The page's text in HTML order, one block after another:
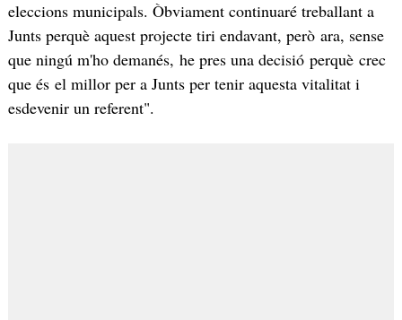
eleccions municipals. Òbviament continuaré treballant a
Junts perquè aquest projecte tiri endavant, però ara, sense
que ningú m'ho demanés, he pres una decisió perquè crec
que és el millor per a Junts per tenir aquesta vitalitat i
esdevenir un referent".